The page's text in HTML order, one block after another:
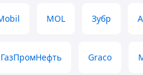
MOL Зубр
ГазПромНефть Graco